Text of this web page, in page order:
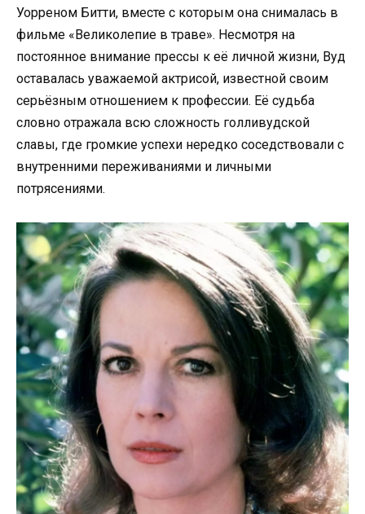
Уорреном Битти, вместе с которым она снималась в
фильме «Великолепие в траве». Несмотря на
постоянное внимание прессы к её личной жизни, Вуд
оставалась уважаемой актрисой, известной своим
серьёзным отношением к профессии. Её судьба
словно отражала всю сложность голливудской
славы, где громкие успехи нередко соседствовали с
внутренними переживаниями и личными
потрясениями.